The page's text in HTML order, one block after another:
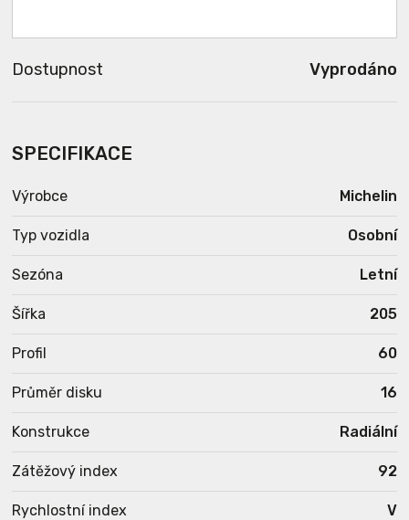
Dostupnost Vyprodáno
SPECIFIKACE
Výrobce Michelin
Typ vozidla Osobní
Sezóna Letní
Šířka 205
Profil 60
Průměr disku 16
Konstrukce Radiální
Zátěžový index 92
Rychlostní index V